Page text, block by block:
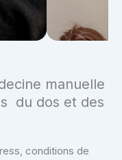
manuelle
du dos et des
conditions de